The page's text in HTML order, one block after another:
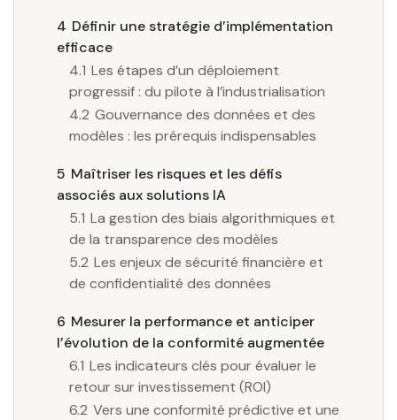
4 Définir une stratégie d’implémentation
efficace
4.1 Les étapes d’un déploiement
progressif : du pilote à l’industrialisation
4.2 Gouvernance des données et des
modèles : les prérequis indispensables
5 Maîtriser les risques et les défis
associés aux solutions IA
5.1 La gestion des biais algorithmiques et
de la transparence des modèles
5.2 Les enjeux de sécurité financière et
de confidentialité des données
6 Mesurer la performance et anticiper
l’évolution de la conformité augmentée
6.1 Les indicateurs clés pour évaluer le
retour sur investissement (ROI)
6.2 Vers une conformité prédictive et une